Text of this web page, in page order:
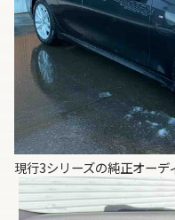
現行3シリーズの純正オーデ